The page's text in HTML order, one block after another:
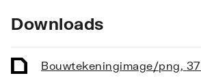
Vorm collector Rond
Downloads
Bouwtekeningimage/png